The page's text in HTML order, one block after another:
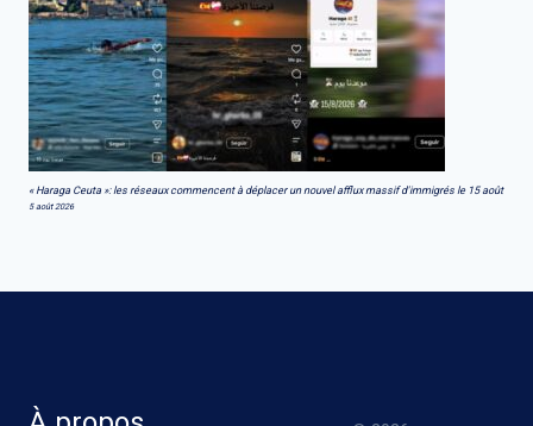
« Haraga Ceuta »: les réseaux commencent à déplacer un nouvel afflux massif d'immigrés le 15 août
5 août 2026